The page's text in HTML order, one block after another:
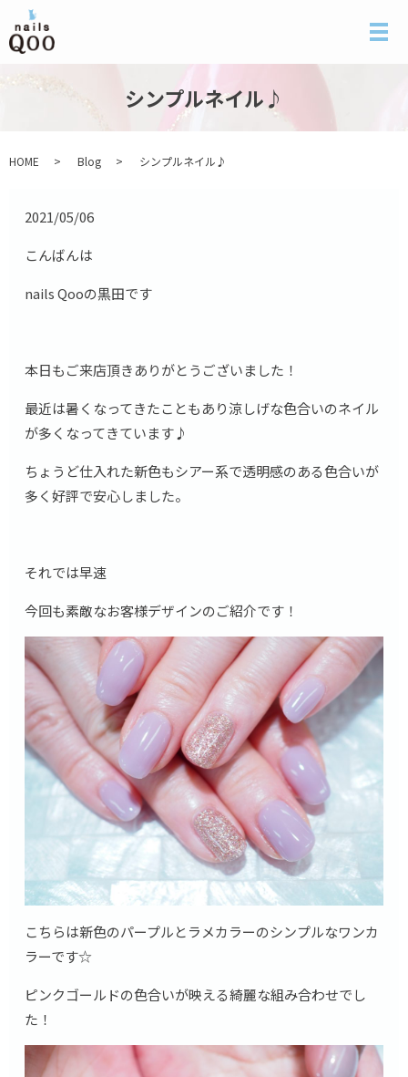
メ
シンプルネイル♪
HOME Blog シンプルネイル♪
2021/05/06
こんばんは
nails Qooの黒田です
本日もご来店頂きありがとうございました！
最近は暑くなってきたこともあり涼しげな色合いのネイル
が多くなってきています♪
ちょうど仕入れた新色もシアー系で透明感のある色合いが
多く好評で安心しました。
それでは早速
今回も素敵なお客様デザインのご紹介です！
こちらは新色のパープルとラメカラーのシンプルなワンカ
ラーです☆
ピンクゴールドの色合いが映える綺麗な組み合わせでし
た！